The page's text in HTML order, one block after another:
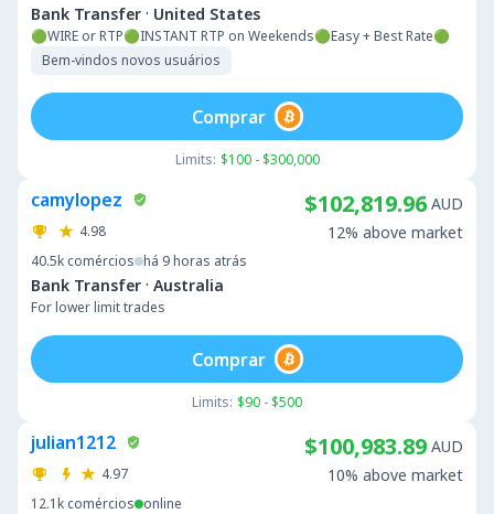
Bank Transfer · United States
🟢WIRE or RTP🟢INSTANT RTP on Weekends🟢Easy + Best Rate🟢
Bem-vindos novos usuários
Limits: $100 - $300,000
Comprar
camylopez
4.98
40.5k comércios há 9 horas atrás
Bank Transfer · Australia
For lower limit trades
$102,819.96 AUD
12% above market
Limits: $90 - $500
Comprar
julian1212
4.97
12.1k comércios online
$100,983.89 AUD
10% above market